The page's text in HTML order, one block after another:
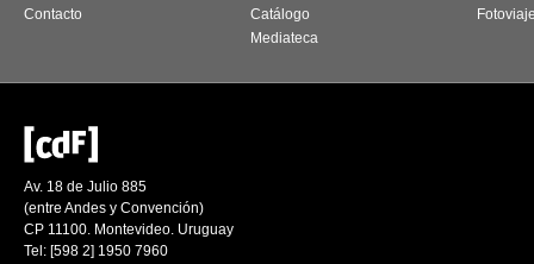
Contacto
Catálogo
Mediateca
Av. 18 de Julio 885
(entre Andes y Convención)
CP 11100. Montevideo. Uruguay
Tel: [598 2] 1950 7960